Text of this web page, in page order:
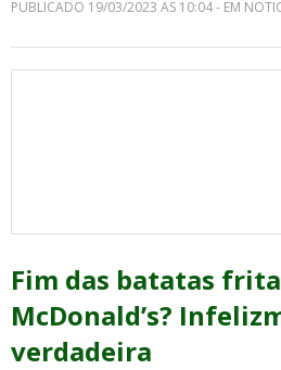
PUBLICADO 19/03/2023 AS 10:04 - EM
Fim das batatas
McDonald’s?
verdadeira